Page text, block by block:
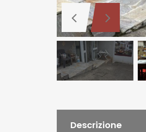
Descrizione